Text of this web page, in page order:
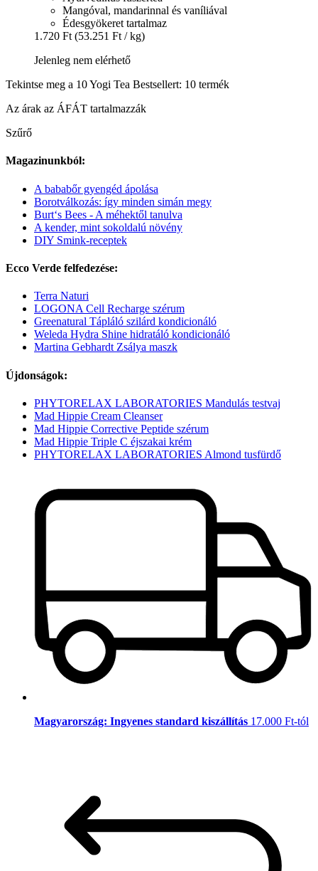
Mangóval, mandarinnal és vaníliával
Édesgyökeret tartalmaz
1.720 Ft (53.251 Ft / kg)
Jelenleg nem elérhető
Tekintse meg a 10 Yogi Tea Bestsellert: 10 termék
Az árak az ÁFÁT tartalmazzák
Szűrő
Magazinunkból:
A bababőr gyengéd ápolása
Borotválkozás: így minden simán megy
Burt‘s Bees - A méhektől tanulva
A kender, mint sokoldalú növény
DIY Smink-receptek
Ecco Verde felfedezése:
Terra Naturi
LOGONA Cell Recharge szérum
Greenatural Tápláló szilárd kondicionáló
Weleda Hydra Shine hidratáló kondicionáló
Martina Gebhardt Zsálya maszk
Újdonságok:
PHYTORELAX LABORATORIES Mandulás testvaj
Mad Hippie Cream Cleanser
Mad Hippie Corrective Peptide szérum
Mad Hippie Triple C éjszakai krém
PHYTORELAX LABORATORIES Almond tusfürdő
Magyarország: Ingyenes standard kiszállítás 17.000 Ft-tól